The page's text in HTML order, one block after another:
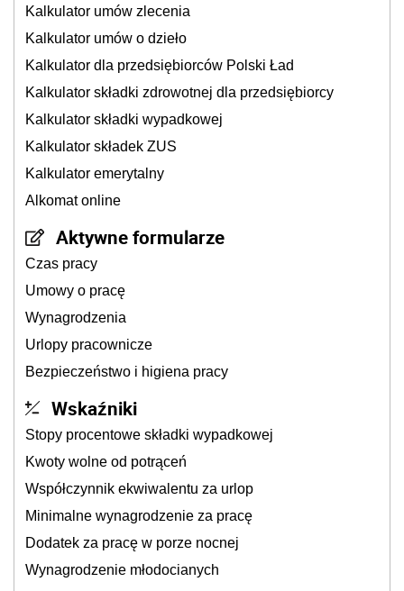
Kalkulator umów zlecenia
Kalkulator umów o dzieło
Kalkulator dla przedsiębiorców Polski Ład
Kalkulator składki zdrowotnej dla przedsiębiorcy
Kalkulator składki wypadkowej
Kalkulator składek ZUS
Kalkulator emerytalny
Alkomat online
Aktywne formularze
Czas pracy
Umowy o pracę
Wynagrodzenia
Urlopy pracownicze
Bezpieczeństwo i higiena pracy
Wskaźniki
Stopy procentowe składki wypadkowej
Kwoty wolne od potrąceń
Współczynnik ekwiwalentu za urlop
Minimalne wynagrodzenie za pracę
Dodatek za pracę w porze nocnej
Wynagrodzenie młodocianych